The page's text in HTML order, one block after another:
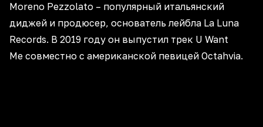
Moreno Pezzolato – популярный итальянский
диджей и продюсер, основатель лейбла La Luna
Records. В 2019 году он выпустил трек U Want
Me совместно с американской певицей Octahvia.